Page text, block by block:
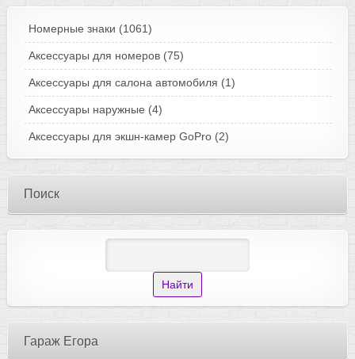
Номерные знаки (1061)
Аксессуары для номеров (75)
Аксессуары для салона автомобиля (1)
Аксессуары наружные (4)
Аксессуары для экшн-камер GoPro (2)
Поиск
Гараж Егора